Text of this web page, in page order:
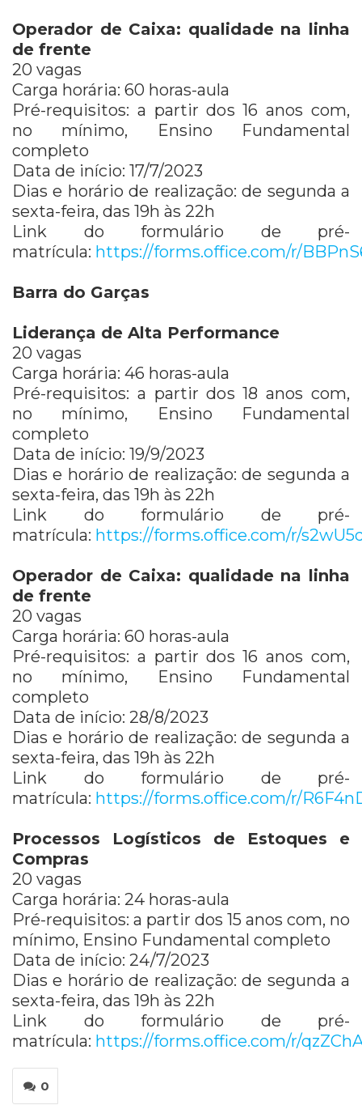
Operador de Caixa: qualidade na linha
de frente
20 vagas
Carga horária: 60 horas-aula
Pré-requisitos: a partir dos 16 anos com,
no mínimo, Ensino Fundamental
completo
Data de início: 17/7/2023
Dias e horário de realização: de segunda a
sexta-feira, das 19h às 22h
Link do formulário de pré-
matrícula: https://forms.office.com/r/
Barra do Garças
Liderança de Alta Performance
20 vagas
Carga horária: 46 horas-aula
Pré-requisitos: a partir dos 18 anos com,
no mínimo, Ensino Fundamental
completo
Data de início: 19/9/2023
Dias e horário de realização: de segunda a
sexta-feira, das 19h às 22h
Link do formulário de pré-
matrícula: https://forms.office.com/r/
Operador de Caixa: qualidade na linha
de frente
20 vagas
Carga horária: 60 horas-aula
Pré-requisitos: a partir dos 16 anos com,
no mínimo, Ensino Fundamental
completo
Data de início: 28/8/2023
Dias e horário de realização: de segunda a
sexta-feira, das 19h às 22h
Link do formulário de pré-
matrícula: https://forms.office.com/r/
Processos Logísticos de Estoques e
Compras
20 vagas
Carga horária: 24 horas-aula
Pré-requisitos: a partir dos 15 anos com, no
mínimo, Ensino Fundamental completo
Data de início: 24/7/2023
Dias e horário de realização: de segunda a
sexta-feira, das 19h às 22h
Link do formulário de pré-
matrícula: https://forms.office.com/r/
0